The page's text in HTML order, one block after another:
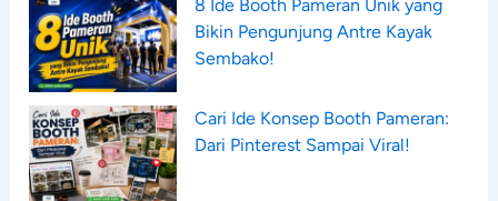
8 Ide Booth Pameran Unik yang
Bikin Pengunjung Antre Kayak
Sembako!
Cari Ide Konsep Booth Pameran:
Dari Pinterest Sampai Viral!